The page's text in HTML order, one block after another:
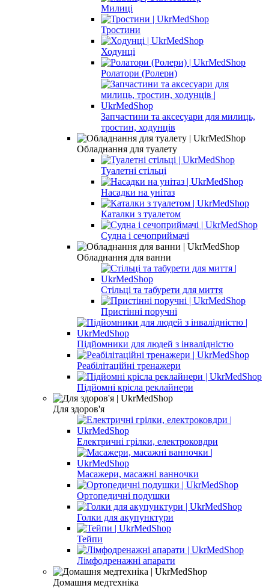
Милиці
Тростини
Ходунці
Ролатори (Ролери)
Запчастини та аксесуари для милиць,
тростин, ходунців
Обладнання для туалету
Туалетні стільці
Насадки на унітаз
Каталки з туалетом
Судна і сечоприймачі
Обладнання для ванни
Стільці та табурети для миття
Пристінні поручні
Підйомники для людей з інвалідністю
Реабілітаційні тренажери
Підйомні крісла реклайнери
Для здоров'я
Електричні грілки, електроковдри
Масажери, масажні ванночки
Ортопедичні подушки
Голки для акупунктури
Тейпи
Лімфодренажні апарати
Домашня медтехніка